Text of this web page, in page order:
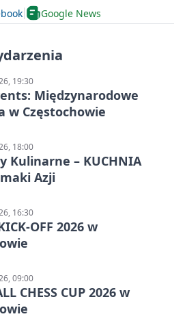
Google News
19:30
Międzynarodowe
w Częstochowie
18:00
Kulinarne – KUCHNIA
Azji
16:30
OFF 2026 w
09:00
CHESS CUP 2026 w